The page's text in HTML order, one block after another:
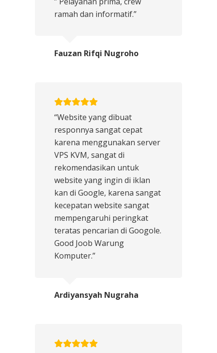
ramah dan informatif.”
Fauzan Rifqi Nugroho
“Website yang dibuat
responnya sangat cepat
karena menggunakan server
VPS KVM, sangat di
rekomendasikan untuk
website yang ingin di iklan
kan di Google, karena sangat
kecepatan website sangat
mempengaruhi peringkat
teratas pencarian di Googole.
Good Joob Warung
Komputer.”
Ardiyansyah Nugraha